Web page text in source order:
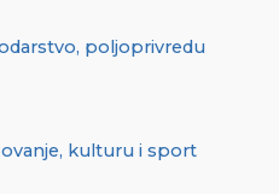
poljoprivredu
kulturu i sport